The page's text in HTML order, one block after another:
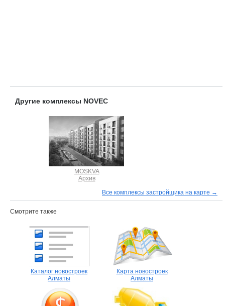
Другие комплексы NOVEC
MOSKVA
Архив
Все комплексы застройщика на карте →
Смотрите также
Каталог новостроек
Алматы
Карта новостроек
Алматы